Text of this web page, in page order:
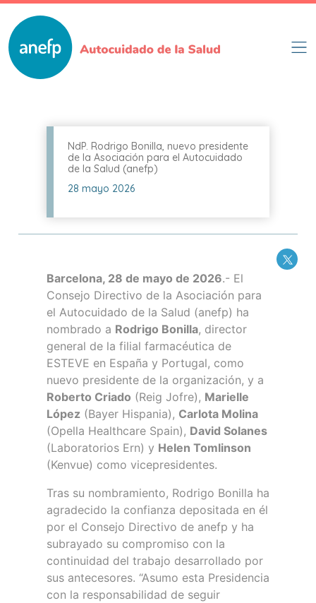
contenido
principal
NdP. Rodrigo Bonilla, nuevo presidente
de la Asociación para el Autocuidado
de la Salud (anefp)
28 mayo 2026
Barcelona, 28 de mayo de 2026.- El
Consejo Directivo de la Asociación para
el Autocuidado de la Salud (anefp) ha
nombrado a Rodrigo Bonilla, director
general de la filial farmacéutica de
ESTEVE en España y Portugal, como
nuevo presidente de la organización, y a
Roberto Criado (Reig Jofre), Marielle
López(Bayer Hispania), Carlota Molina
(Opella Healthcare Spain), David Solanes
(Laboratorios Ern) y Helen Tomlinson
(Kenvue) como vicepresidentes.
Tras su nombramiento, Rodrigo Bonilla ha
agradecido la confianza depositada en él
por el Consejo Directivo de anefp y ha
subrayado su compromiso con la
continuidad del trabajo desarrollado por
sus antecesores. “Asumo esta Presidencia
con la responsabilidad de seguir